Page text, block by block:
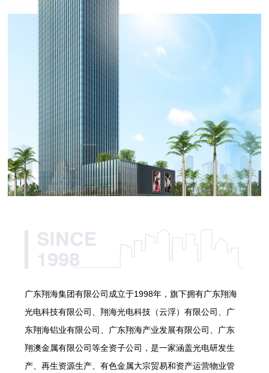
SINCE
1998
广东翔海集团有限公司成立于1998年，旗下拥有广东翔海
光电科技有限公司、翔海光电科技（云浮）有限公司、广
东翔海铝业有限公司、广东翔海产业发展有限公司、广东
翔澳金属有限公司等全资子公司，是一家涵盖光电研发生
产、再生资源生产、有色金属大宗贸易和资产运营物业管